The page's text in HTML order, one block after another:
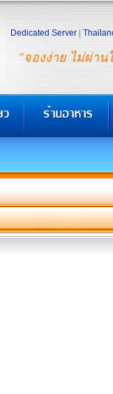
"จองง่าย ไม่ผ่าน
Dedicated Server